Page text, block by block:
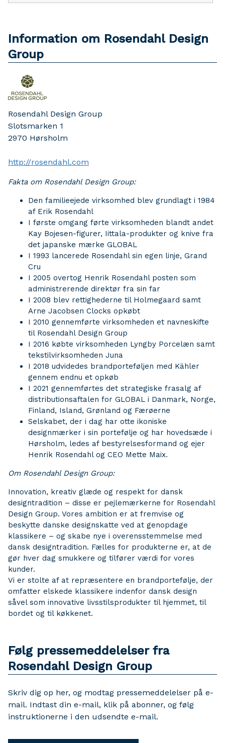
Information om Rosendahl Design
Group
Rosendahl Design Group
Slotsmarken 1
2970 Hørsholm
http://rosendahl.com
Fakta om Rosendahl Design Group:
Den familieejede virksomhed blev grundlagt i 1984
af Erik Rosendahl
I første omgang førte virksomheden blandt andet
Kay Bojesen-figurer, Iittala-produkter og knive fra
det japanske mærke GLOBAL
I 1993 lancerede Rosendahl sin egen linje, Grand
Cru
I 2005 overtog Henrik Rosendahl posten som
administrerende direktør fra sin far
I 2008 blev rettighederne til Holmegaard samt
Arne Jacobsen Clocks opkøbt
I 2010 gennemførte virksomheden et navneskifte
til Rosendahl Design Group
I 2016 købte virksomheden Lyngby Porcelæn samt
tekstilvirksomheden Juna
I 2018 udvidedes brandporteføljen med Kähler
gennem endnu et opkøb
I 2021 gennemførtes det strategiske frasalg af
distributionsaftalen for GLOBAL i Danmark, Norge,
Finland, Island, Grønland og Færøerne
Selskabet, der i dag har otte ikoniske
designmærker i sin portefølje og har hovedsæde i
Hørsholm, ledes af bestyrelsesformand og ejer
Henrik Rosendahl og CEO Mette Maix.
Om Rosendahl Design Group:
Innovation, kreativ glæde og respekt for dansk
designtradition – disse er pejlemærkerne for Rosendahl
Design Group. Vores ambition er at fremvise og
beskytte danske designskatte ved at genopdage
klassikere – og skabe nye i overensstemmelse med
dansk designtradition. Fælles for produkterne er, at de
gør hver dag smukkere og tilfører værdi for vores
kunder.
Vi er stolte af at repræsentere en brandportefølje, der
omfatter elskede klassikere indenfor dansk design
såvel som innovative livsstilsprodukter til hjemmet, til
bordet og til køkkenet.
Følg pressemeddelelser fra
Rosendahl Design Group
Skriv dig op her, og modtag pressemeddelelser på e-
mail. Indtast din e-mail, klik på abonner, og følg
instruktionerne i den udsendte e-mail.